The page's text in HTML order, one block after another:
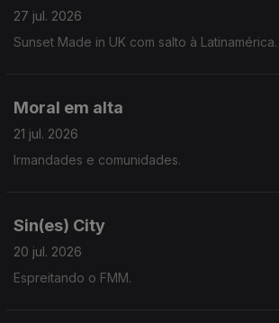
27 jul. 2026
Sunset Made in UK com salto à Latinamérica.
Moral em alta
21 jul. 2026
Irmandades e comunidades.
Sin(es) City
20 jul. 2026
Espreitando o FMM.